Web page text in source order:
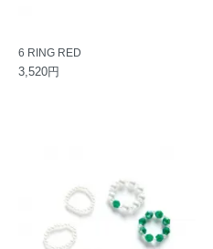
6 RING RED
3,520円